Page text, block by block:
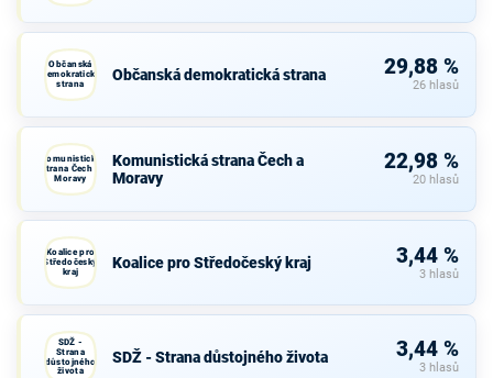
Občanská
demokratická
strana
Občanská demokratická strana 29,88 %
26 hlasů
Komunistická
strana Čech a
Moravy
Komunistická strana Čech a
Moravy
22,98 %
20 hlasů
Koalice pro
Středočeský
kraj
Koalice pro Středočeský kraj 3,44 %
3 hlasů
SDŽ -
Strana
důstojného
života
SDŽ - Strana důstojného života 3,44 %
3 hlasů